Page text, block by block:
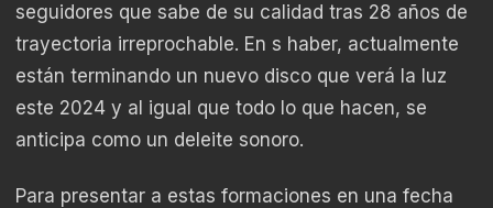
seguidores que sabe de su calidad tras 28 años de
trayectoria irreprochable. En s haber, actualmente
están terminando un nuevo disco que verá la luz
este 2024 y al igual que todo lo que hacen, se
anticipa como un deleite sonoro.
Para presentar a estas formaciones en una fecha